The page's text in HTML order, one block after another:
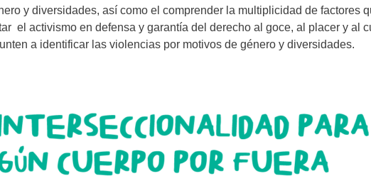
y diversidades, así como el comprender la multiplicidad de factores
el activismo en defensa y garantía del derecho al goce, al placer y al
a identificar las violencias por motivos de género y diversidades.